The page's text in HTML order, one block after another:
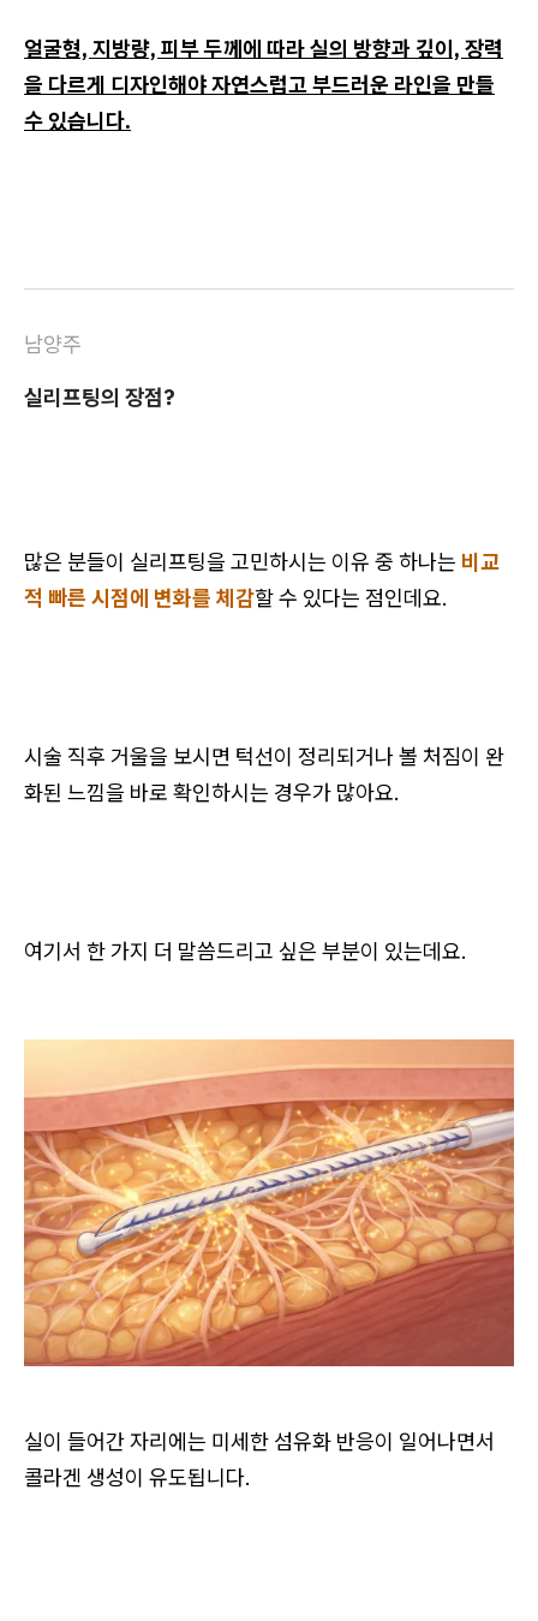
얼굴형, 지방량, 피부 두께에 따라 실의 방향과 깊이, 장력
을 다르게 디자인해야 자연스럽고 부드러운 라인을 만들
수 있습니다.
남양주
실리프팅의 장점?
많은 분들이 실리프팅을 고민하시는 이유 중 하나는 비교
적 빠른 시점에 변화를 체감할 수 있다는 점인데요.
시술 직후 거울을 보시면 턱선이 정리되거나 볼 처짐이 완
화된 느낌을 바로 확인하시는 경우가 많아요.
여기서 한 가지 더 말씀드리고 싶은 부분이 있는데요.
실이 들어간 자리에는 미세한 섬유화 반응이 일어나면서
콜라겐 생성이 유도됩니다.